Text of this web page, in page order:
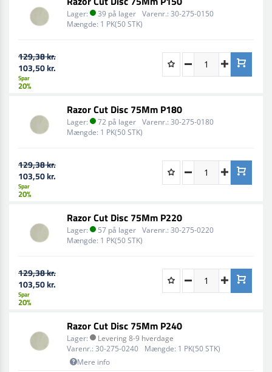
Lager: 39 på lager Varenr.: 30-275-0150
Mængde: 1 PK(50 STK)
129,38 kr.
103,50 kr.
Spar
20%
Razor Cut Disc 75Mm P180
Lager: 72 på lager Varenr.: 30-275-0180
Mængde: 1 PK(50 STK)
129,38 kr.
103,50 kr.
Spar
20%
Razor Cut Disc 75Mm P220
Lager: 57 på lager Varenr.: 30-275-0220
Mængde: 1 PK(50 STK)
129,38 kr.
103,50 kr.
Spar
20%
Razor Cut Disc 75Mm P240
Lager:
Levering 8-9 hverdage
Varenr.: 30-275-0240 Mængde: 1 PK(50 STK)
Mere info